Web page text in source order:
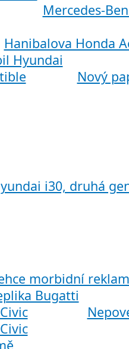
Mercedes-
Hanibalova Honda
Nový
i30, druhá
morbidní